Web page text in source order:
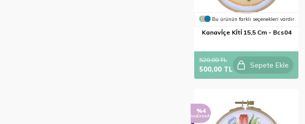
Bu ürünün farklı seçenekleri vardır.
Kanavi̇çe Ki̇ti̇ 15,5 Cm - Bcs04
520,00 TL
500,00 TL Sepete Ekle
%4
indirimli